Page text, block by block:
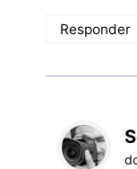
Responder